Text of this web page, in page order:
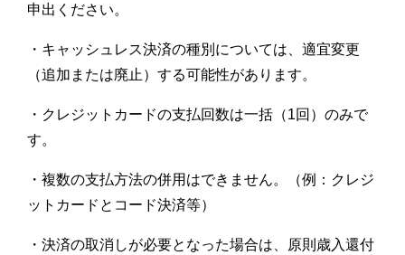
申出ください。
・キャッシュレス決済の種別については、適宜変更
（追加または廃止）する可能性があります。
・クレジットカードの支払回数は一括（1回）のみで
す。
・複数の支払方法の併用はできません。（例：クレジ
ットカードとコード決済等）
・決済の取消しが必要となった場合は、原則歳入還付